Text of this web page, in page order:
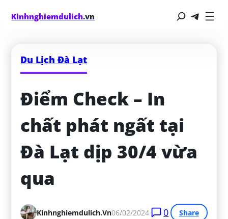
Kinhnghiemdulich.vn
Du Lịch Đà Lạt
Điểm Check – In
chất phát ngất tại
Đà Lạt dịp 30/4 vừa
qua
Kinhnghiemdulich.vn06/02/2024 0 Share